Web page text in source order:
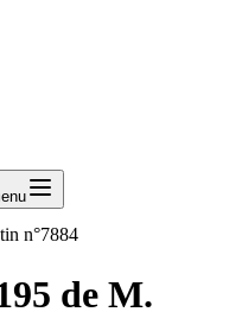
n°7884
de M.